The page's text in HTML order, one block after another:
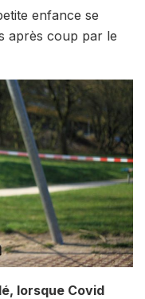
enfance se
après coup par le
lorsque Covid